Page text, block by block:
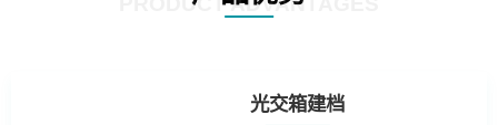
光交箱建档